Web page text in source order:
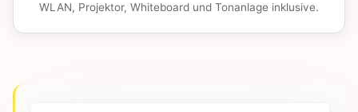
WLAN, Projektor, Whiteboard und Tonanlage inklusive.